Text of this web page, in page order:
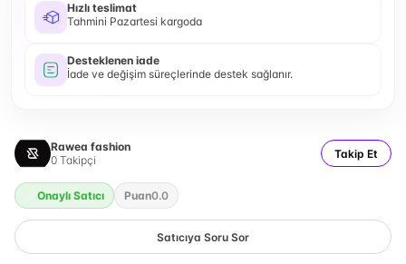
Hızlı teslimat
Tahmini Pazartesi kargoda
Desteklenen iade
İade ve değişim süreçlerinde destek sağlanır.
Rawea fashion
0 Takipçi Takip Et
Onaylı Satıcı Puan0.0
Satıcıya Soru Sor